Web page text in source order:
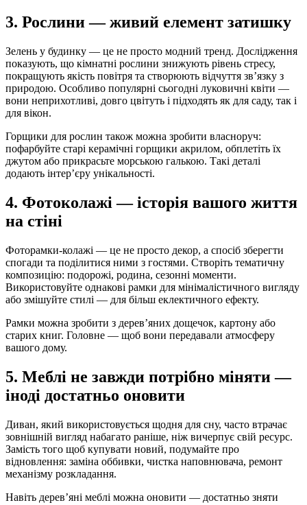
3. Рослини — живий елемент затишку
Зелень у будинку — це не просто модний тренд. Дослідження
показують, що кімнатні рослини знижують рівень стресу,
покращують якість повітря та створюють відчуття зв’язку з
природою. Особливо популярні сьогодні луковичні квіти —
вони неприхотливі, довго цвітуть і підходять як для саду, так і
для вікон.
Горщики для рослин також можна зробити власноруч:
пофарбуйте старі керамічні горщики акрилом, обплетіть їх
джутом або прикрасьте морською галькою. Такі деталі
додають інтер’єру унікальності.
4. Фотоколажі — історія вашого життя
на стіні
Фоторамки-колажі — це не просто декор, а спосіб зберегти
спогади та поділитися ними з гостями. Створіть тематичну
композицію: подорожі, родина, сезонні моменти.
Використовуйте однакові рамки для мінімалістичного вигляду
або змішуйте стилі — для більш еклектичного ефекту.
Рамки можна зробити з дерев’яних дощечок, картону або
старих книг. Головне — щоб вони передавали атмосферу
вашого дому.
5. Меблі не завжди потрібно міняти —
іноді достатньо оновити
Диван, який використовується щодня для сну, часто втрачає
зовнішній вигляд набагато раніше, ніж вичерпує свій ресурс.
Замість того щоб купувати новий, подумайте про
відновлення: заміна оббивки, чистка наповнювача, ремонт
механізму розкладання.
Навіть дерев’яні меблі можна оновити — достатньо зняти